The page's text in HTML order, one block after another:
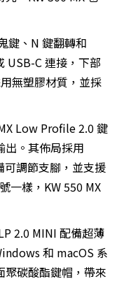
鍵、N 鍵翻轉和
USB-C 連接，下部
無塑膠材質，並採
Low Profile 2.0 鍵
出。其佈局採用
調節支腳，並支援
一樣，KW 550 MX
2.0 MINI 配備超薄
和 macOS 系
碳酸酯鍵帽，帶來